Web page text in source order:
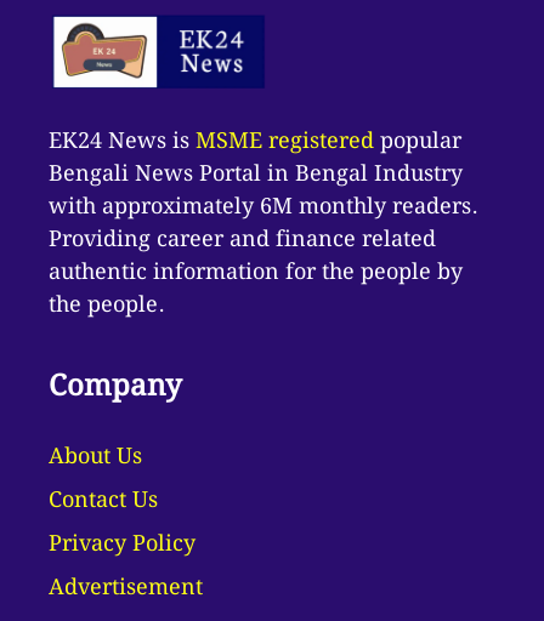
EK24 News isMSME registeredpopular
Bengali News Portal in Bengal Industry
with approximately 6M monthly readers.
Providing career and finance related
authentic information for the people by
the people.
Company
About Us
Contact Us
Privacy Policy
Advertisement